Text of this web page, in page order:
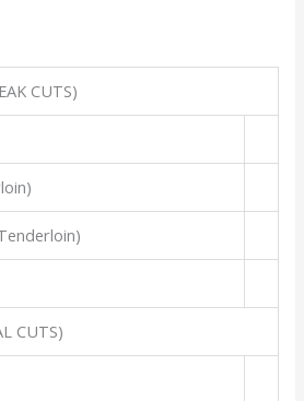
CUTS)
CUTS)